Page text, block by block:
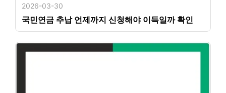
2026-03-30
국민연금 추납 언제까지 신청해야 이득일까 확인